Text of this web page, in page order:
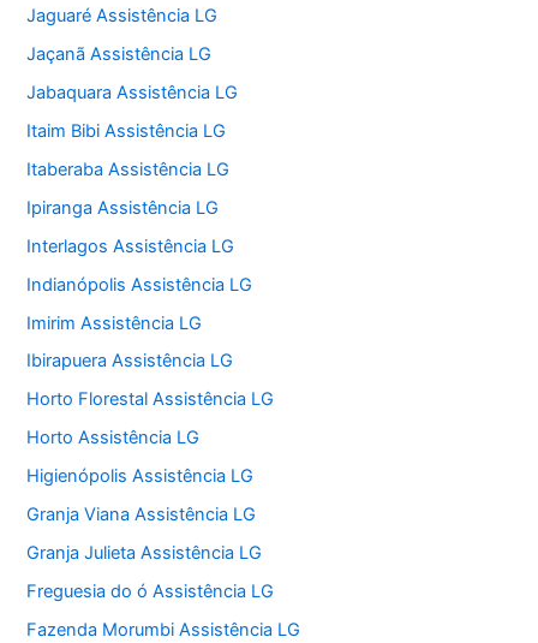
Jaguaré Assistência LG
Jaçanã Assistência LG
Jabaquara Assistência LG
Itaim Bibi Assistência LG
Itaberaba Assistência LG
Ipiranga Assistência LG
Interlagos Assistência LG
Indianópolis Assistência LG
Imirim Assistência LG
Ibirapuera Assistência LG
Horto Florestal Assistência LG
Horto Assistência LG
Higienópolis Assistência LG
Granja Viana Assistência LG
Granja Julieta Assistência LG
Freguesia do ó Assistência LG
Fazenda Morumbi Assistência LG